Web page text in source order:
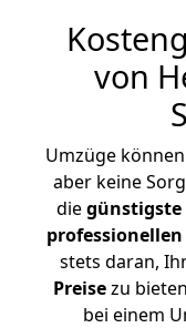
von
Umzüge
aber keine
diegünstigste
stets daran,
Preisezu
bei einem